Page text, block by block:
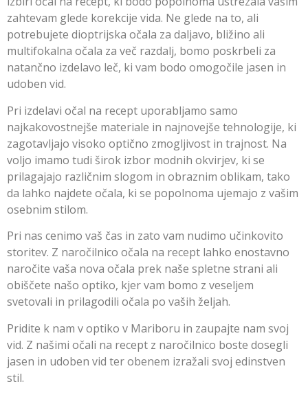
zahtevam glede korekcije vida. Ne glede na to, ali
potrebujete dioptrijska očala za daljavo, bližino ali
multifokalna očala za več razdalj, bomo poskrbeli za
natančno izdelavo leč, ki vam bodo omogočile jasen in
udoben vid.
Pri izdelavi očal na recept uporabljamo samo
najkakovostnejše materiale in najnovejše tehnologije, ki
zagotavljajo visoko optično zmogljivost in trajnost. Na
voljo imamo tudi širok izbor modnih okvirjev, ki se
prilagajajo različnim slogom in obraznim oblikam, tako
da lahko najdete očala, ki se popolnoma ujemajo z vašim
osebnim stilom.
Pri nas cenimo vaš čas in zato vam nudimo učinkovito
storitev. Z naročilnico očala na recept lahko enostavno
naročite vaša nova očala prek naše spletne strani ali
obiščete našo optiko, kjer vam bomo z veseljem
svetovali in prilagodili očala po vaših željah.
Pridite k nam v optiko v Mariboru in zaupajte nam svoj
vid. Z našimi očali na recept z naročilnico boste dosegli
jasen in udoben vid ter obenem izražali svoj edinstven
stil.